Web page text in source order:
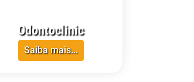
Odontoclinic
Saiba mais...